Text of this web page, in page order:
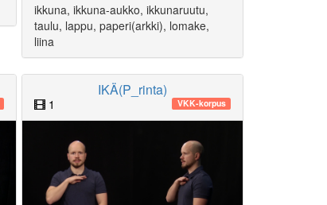
ikkuna, ikkuna-aukko, ikkunaruutu,
taulu, lappu, paperi(arkki), lomake,
liina
IKÄ(P_rinta)
1 VKK-korpus